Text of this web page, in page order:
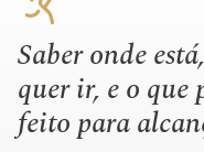
Saber onde
quer ir, e o que
feito para